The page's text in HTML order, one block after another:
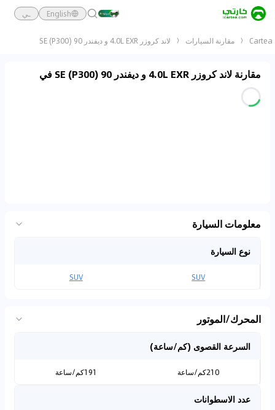
English ـي
Cartea مقارنة السيارات لاند كروزر 4.0L EXR و ديفندر 90 SE (P300)
مقارنة لاند كروزر 4.0L EXR و ديفندر 90 SE (P300) في
معلومات السيارة
نوع السيارة
SUV
SUV
المحرك/الموتور
السرعة القصوى (كم/ساعة)
210كم/ساعة 191كم/ساعة
عدد الاسطوانات